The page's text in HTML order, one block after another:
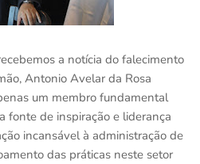
a notícia do falecimento
Antonio Avelar da Rosa
um membro fundamental
fonte de inspiração e liderança
incansável à administração de
das práticas neste setor